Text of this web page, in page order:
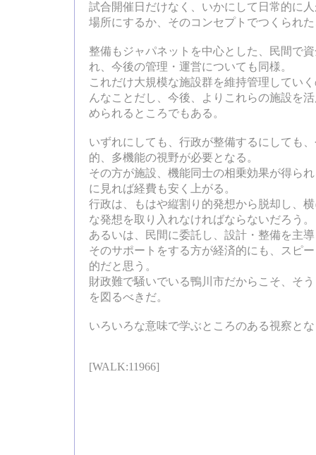
試合開催日だけなく、いかにして日常的に
場所にするか、そのコンセプトでつくられ
整備もジャパネットを中心とした、民間で
れ、今後の管理・運営についても同様。
これだけ大規模な施設群を維持管理してい
んなことだし、今後、よりこれらの施設を
められるところでもある。
いずれにしても、行政が整備するにしても
的、多機能の視野が必要となる。
その方が施設、機能同士の相乗効果が得ら
に見れば経費も安く上がる。
行政は、もはや縦割り的発想から脱却し、
な発想を取り入れなければならないだろう。
あるいは、民間に委託し、設計・整備を主
そのサポートをする方が経済的にも、スピ
的だと思う。
財政難で騒いでいる鴨川市だからこそ、そ
を図るべきだ。
いろいろな意味で学ぶところのある視察と
[WALK:11966]